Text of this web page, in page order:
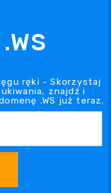
ręki - Skorzystaj
znajdź i
.WS już teraz.